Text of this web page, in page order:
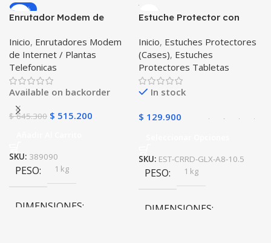
COLOR
Gris,Negro , Azul ,Rosa
-20%
Enrutador Modem de
Libre Todo Operador 4G
LTE SIMCARD
Inicio, Enrutadores Modem
de Internet / Plantas
Telefonicas
Available on backorder
$645.300 $ 515.200
SKU: 389090
PESO 1 kg
DIMENSIONES
Estuche Protector con
Tablet Samsung Galaxy
Tab A8 10.5 2021 – 2022
SM-x200 SM-x205 Anti
golpes con soporte
Inicio, Estuches Protectores
(Cases), Estuches
Protectores Tabletas
In stock
$ 129.900
SKU: EST-CRRD-GLX-A8-10.5
PESO 1 kg
DIMENSIONES